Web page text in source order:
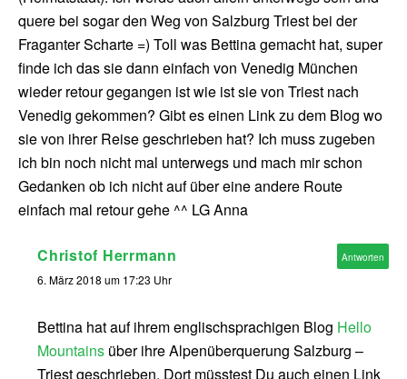
quere bei sogar den Weg von Salzburg Triest bei der
Fraganter Scharte =) Toll was Bettina gemacht hat, super
finde ich das sie dann einfach von Venedig München
wieder retour gegangen ist wie ist sie von Triest nach
Venedig gekommen? Gibt es einen Link zu dem Blog wo
sie von ihrer Reise geschrieben hat? Ich muss zugeben
ich bin noch nicht mal unterwegs und mach mir schon
Gedanken ob ich nicht auf über eine andere Route
einfach mal retour gehe ^^ LG Anna
Christof Herrmann
6. März 2018 um 17:23 Uhr
Bettina hat auf ihrem englischsprachigen Blog Hello
Mountains über ihre Alpenüberquerung Salzburg –
Triest geschrieben. Dort müsstest Du auch einen Link
Antworten